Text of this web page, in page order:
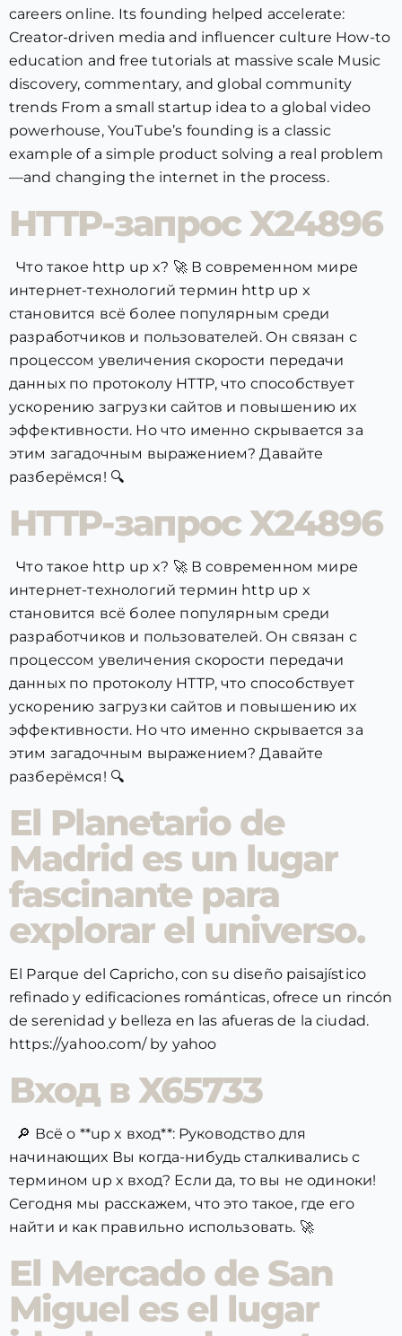
careers online. Its founding helped accelerate:
Creator-driven media and influencer culture How-to
education and free tutorials at massive scale Music
discovery, commentary, and global community
trends From a small startup idea to a global video
powerhouse, YouTube’s founding is a classic
example of a simple product solving a real problem
—and changing the internet in the process.
HTTP-запрос X24896
Что такое http up x? 🚀 В современном мире
интернет-технологий термин http up x
становится всё более популярным среди
разработчиков и пользователей. Он связан с
процессом увеличения скорости передачи
данных по протоколу HTTP, что способствует
ускорению загрузки сайтов и повышению их
эффективности. Но что именно скрывается за
этим загадочным выражением? Давайте
разберёмся! 🔍
HTTP-запрос X24896
Что такое http up x? 🚀 В современном мире
интернет-технологий термин http up x
становится всё более популярным среди
разработчиков и пользователей. Он связан с
процессом увеличения скорости передачи
данных по протоколу HTTP, что способствует
ускорению загрузки сайтов и повышению их
эффективности. Но что именно скрывается за
этим загадочным выражением? Давайте
разберёмся! 🔍
El Planetario de
Madrid es un lugar
fascinante para
explorar el universo.
El Parque del Capricho, con su diseño paisajístico
refinado y edificaciones románticas, ofrece un rincón
de serenidad y belleza en las afueras de la ciudad.
https://yahoo.com/ by yahoo
Вход в X65733
🔎 Всё о **up x вход**: Руководство для
начинающих Вы когда-нибудь сталкивались с
термином up x вход? Если да, то вы не одиноки!
Сегодня мы расскажем, что это такое, где его
найти и как правильно использовать. 🚀
El Mercado de San
Miguel es el lugar